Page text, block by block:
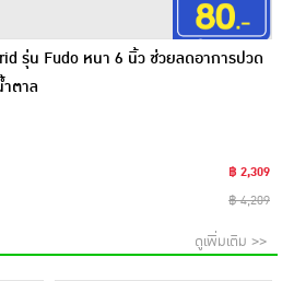
รุ่น Fudo หนา 6 นิ้ว ช่วยลดอาการปวด
ตาล
฿ 2,309
฿ 4,209
ดูเพิ่มเติม >>